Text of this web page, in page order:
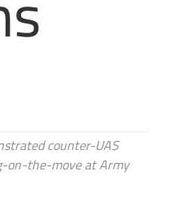
counter-UAS
on-the-move at Army